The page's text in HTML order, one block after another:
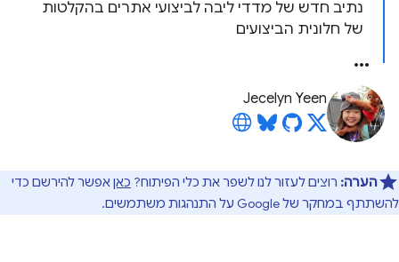
נתיב חדש של מדדי ליבה לביצועי אתרים בהקלטות
של חלונית הביצועים
Jecelyn Yeen
הערה: רוצים לעזור לנו לשפר את כלי הפיתוח? כאןאפשר להירשם כדי
להשתתף במחקר של Google על התנהגות משתמשים.